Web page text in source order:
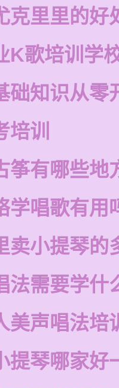
克里里的好
K歌培训学
础知识从零
训
筝有哪些地
学唱歌有用
卖小提琴的
法需要学什
美声唱法培
提琴哪家好